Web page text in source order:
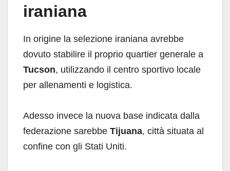
iraniana
In origine la selezione iraniana avrebbe
dovuto stabilire il proprio quartier generale a
Tucson, utilizzando il centro sportivo locale
per allenamenti e logistica.
Adesso invece la nuova base indicata dalla
federazione sarebbe Tijuana, città situata al
confine con gli Stati Uniti.